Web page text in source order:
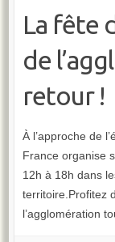
La fête
de
retour !
À l’approche de
France organise
12h à 18h dans
territoire.Profitez
l’agglomération